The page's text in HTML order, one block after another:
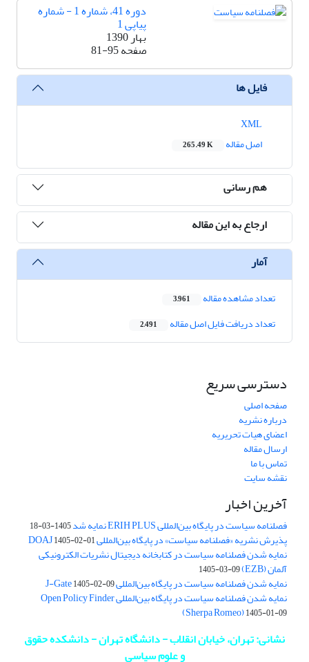
دوره 41، شماره 1 - شماره
پیاپی 1
بهار 1390
صفحه81-95
فایل ها
اصل مقاله
265.49 K
هم رسانی
ارجاع به این مقاله
آمار
تعداد مشاهده مقاله 3,961
تعداد دریافت فایل اصل مقاله 2,491
دسترسی سریع
صفحه اصلی
درباره نشریه
اعضای هیات تحریریه
ارسال مقاله
تماس با ما
نقشه سایت
آخرین اخبار
فصلنامه سیاست در پایگاه بین‌المللی ERIH PLUS نمایه شد 1405-03-18
پذیرش نشریه «فصلنامه سیاست» در پایگاه بین‌المللی DOAJ1405-02-01
نمایه شدن فصلنامه سیاست در کتابخانه دیجیتال نشریات الکترونیکی
آلمان (EZB) 1405-03-09
نمایه شدن فصلنامه سیاست در پایگاه بین‌المللی J-Gate1405-02-09
نمایه شدن فصلنامه سیاست در پایگاه بین‌المللی Open Policy Finder
(Sherpa Romeo)1405-01-09
نشانی: تهران، خیابان انقلاب - دانشگاه تهران - دانشکده حقوق
و علوم سیاسی